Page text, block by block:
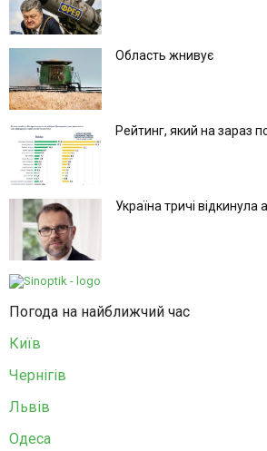
Область жнивує
Рейтинг, який на зараз
Україна тричі відкинула
Погода на найближчий час
Київ
Чернігів
Львів
Одеса